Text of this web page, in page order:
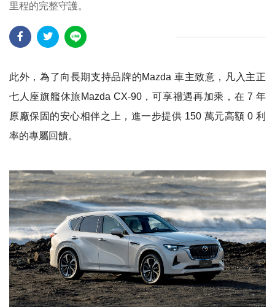
里程的完整守護。
此外，為了向長期支持品牌的Mazda 車主致意，凡入主正
七人座旗艦休旅Mazda CX-90，可享禮遇再加乘，在 7 年
原廠保固的安心相伴之上，進一步提供 150 萬元高額 0 利
率的專屬回饋。